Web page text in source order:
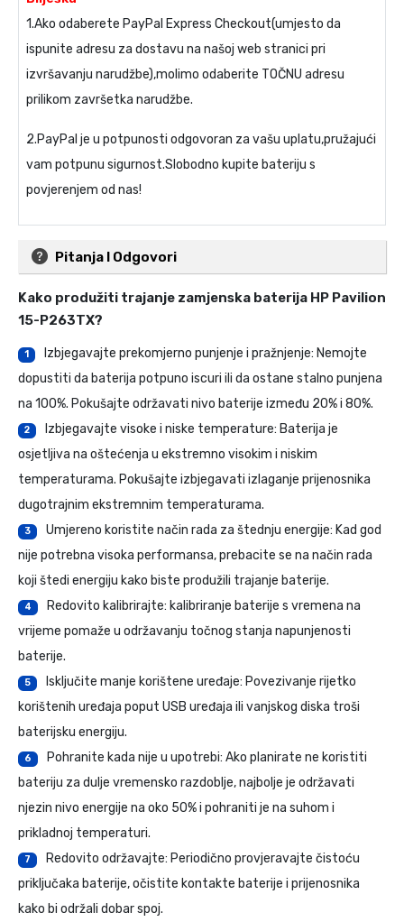
1.Ako odaberete PayPal Express Checkout(umjesto da
ispunite adresu za dostavu na našoj web stranici pri
izvršavanju narudžbe),molimo odaberite TOČNU adresu
prilikom završetka narudžbe.
2.PayPal je u potpunosti odgovoran za vašu uplatu,pružajući
vam potpunu sigurnost.Slobodno kupite bateriju s
povjerenjem od nas!
Pitanja I Odgovori
Kako produžiti trajanje zamjenska baterija HP Pavilion
15-P263TX?
1
Izbjegavajte prekomjerno punjenje i pražnjenje: Nemojte
dopustiti da baterija potpuno iscuri ili da ostane stalno punjena
na 100%. Pokušajte održavati nivo baterije između 20% i 80%.
2
Izbjegavajte visoke i niske temperature: Baterija je
osjetljiva na oštećenja u ekstremno visokim i niskim
temperaturama. Pokušajte izbjegavati izlaganje prijenosnika
dugotrajnim ekstremnim temperaturama.
3
Umjereno koristite način rada za štednju energije: Kad god
nije potrebna visoka performansa, prebacite se na način rada
koji štedi energiju kako biste produžili trajanje baterije.
4
Redovito kalibrirajte: kalibriranje baterije s vremena na
vrijeme pomaže u održavanju točnog stanja napunjenosti
baterije.
5
Isključite manje korištene uređaje: Povezivanje rijetko
korištenih uređaja poput USB uređaja ili vanjskog diska troši
baterijsku energiju.
6
Pohranite kada nije u upotrebi: Ako planirate ne koristiti
bateriju za dulje vremensko razdoblje, najbolje je održavati
njezin nivo energije na oko 50% i pohraniti je na suhom i
prikladnoj temperaturi.
7
Redovito održavajte: Periodično provjeravajte čistoću
priključaka baterije, očistite kontakte baterije i prijenosnika
kako bi održali dobar spoj.